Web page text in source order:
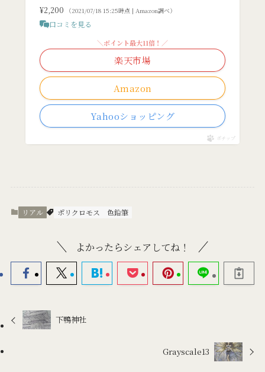
¥2,200 （2021/07/18 15:25時点 | Amazon調べ）
口コミを見る
Amazon
＼ポイント最大11倍！／
楽天市場
Yahooショッピング
ポチップ
リアル ポリクロモス 色鉛筆
よかったらシェアしてね！
下鴨神社
Grayscale13